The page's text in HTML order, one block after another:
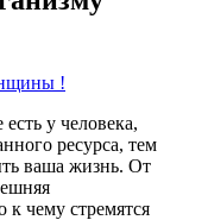
у человека,
ресурса, тем
ваша жизнь. От
к чему стремятся